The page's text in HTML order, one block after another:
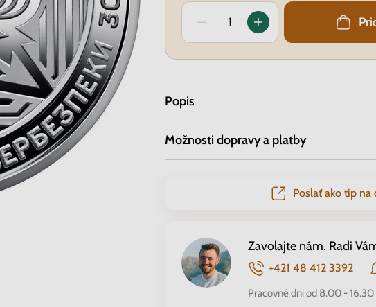
Popis
Možnosti dopravy a platby
Poslať ako tip na
Zavolajte nám. Radi
+421 48 412 3392
Pracovné dni od 8.00 - 16.30